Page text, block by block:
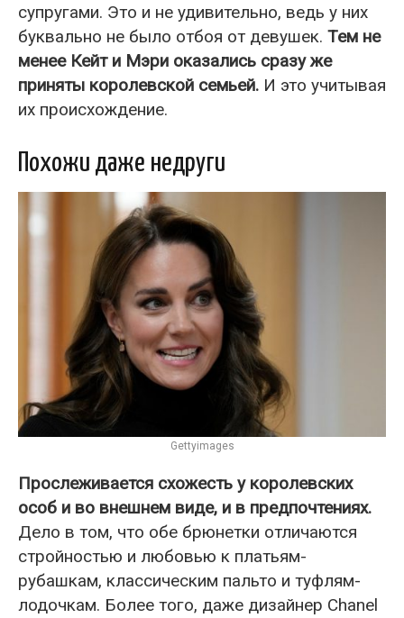
супругами. Это и не удивительно, ведь у них
буквально не было отбоя от девушек. Тем не
менее Кейт и Мэри оказались сразу же
приняты королевской семьей. И это учитывая
их происхождение.
Похожи даже недруги
Gettyimages
Прослеживается схожесть у королевских
особ и во внешнем виде, и в предпочтениях.
Дело в том, что обе брюнетки отличаются
стройностью и любовью к платьям-
рубашкам, классическим пальто и туфлям-
лодочкам. Более того, даже дизайнер Chanel